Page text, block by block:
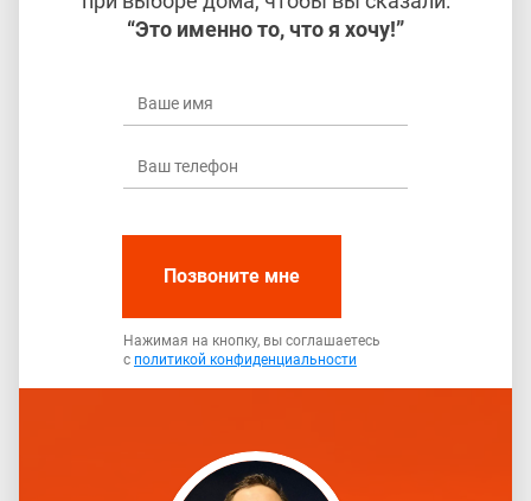
“Это именно то, что я хочу!”
Позвоните мне
Нажимая на кнопку, вы соглашаетесь
с политикой конфиденциальности